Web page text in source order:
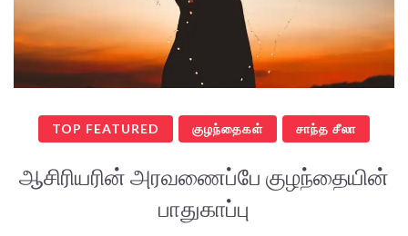
TOP FEATURED குழந்தைகள் சாந்த சீலா
ஆசிரியரின் அரவணைப்பே குழந்தையின்
பாதுகாப்பு